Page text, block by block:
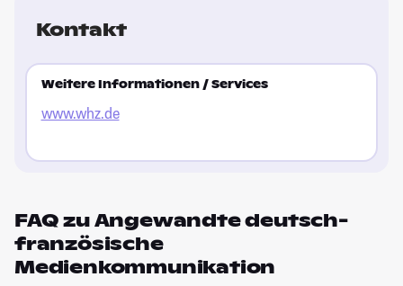
Kontakt
Weitere Informationen / Services
www.whz.de
FAQ zu Angewandte deutsch-
französische
Medienkommunikation